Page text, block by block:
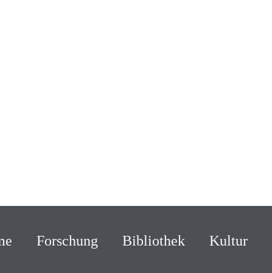
Forschung Bibliothek Kultur